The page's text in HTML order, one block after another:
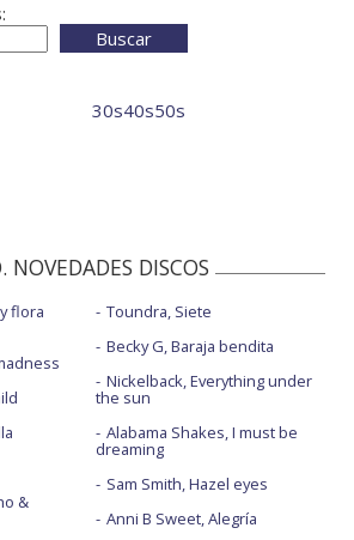
Buscar
30s40s50s
NOVEDADES DISCOS
flora
&
Toundra, Siete
Becky G, Baraja bendita
Nickelback, Everything under
the sun
Alabama Shakes, I must be
dreaming
Sam Smith, Hazel eyes
Anni B Sweet, Alegría